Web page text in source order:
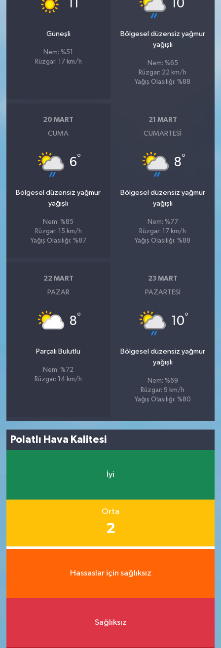
Güneşli
Nem: %51
Rüzgar: 17 km/h
10
Bölgesel düzensiz yağmur
yağışlı
Nem: %65
Rüzgar: 22 km/h
Yağış Olasılığı: %88
20 MART
CUMA
6°
Bölgesel düzensiz yağmur
yağışlı
Nem: %85
Rüzgar: 15 km/h
Yağış Olasılığı: %87
21 MART
CUMARTESI
8°
Bölgesel düzensiz yağmur
yağışlı
Nem: %77
Rüzgar: 17 km/h
Yağış Olasılığı: %88
22 MART
PAZAR
8°
Parçalı Bulutlu
Nem: %72
Rüzgar: 14 km/h
23 MART
PAZARTESI
10°
Bölgesel düzensiz yağmur
yağışlı
Nem: %69
Rüzgar: 9 km/h
Yağış Olasılığı: %80
Polatlı Hava Kalitesi
İyi
Orta
2
Hassaslar için sağlıksız
Sağlıksız